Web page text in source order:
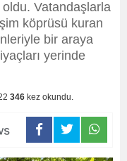
Vatandaşlarla
köprüsü kuran
bir araya
yerinde
346 kez okundu.